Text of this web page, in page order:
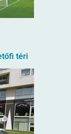
téri